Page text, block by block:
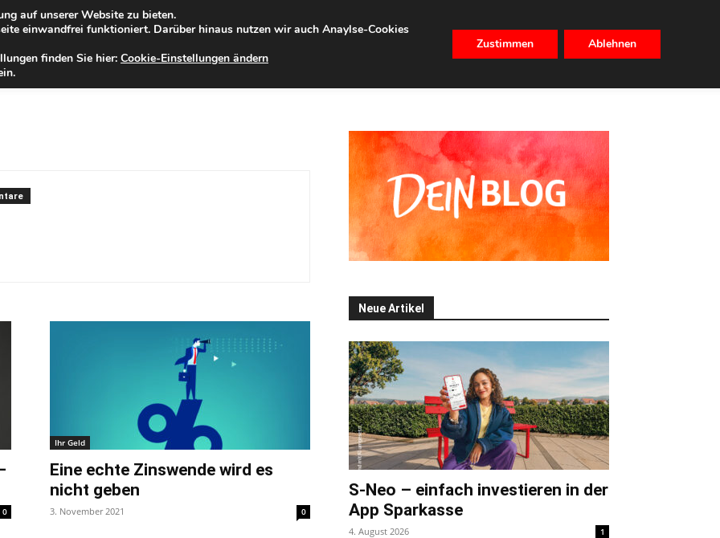
07.08.2026 Zur Internet-Filiale der Förde Sparkasse
IHRE REGION WERTPAPIERE FIRMENKUNDEN IMMOBILIEN
0
Ihr Geld
Eine echte Zinswende wird es
nicht geben
3. November 2021 0
Neue Artikel
S-Neo – einfach investieren in der
App Sparkasse
4. August 2026 1
auf unserer Website zu bieten.
einwandfrei funktioniert. Darüber hinaus nutzen wir auch Anaylse-Cookies
finden Sie hier: Cookie-Einstellungen ändern
Zustimmen Ablehnen